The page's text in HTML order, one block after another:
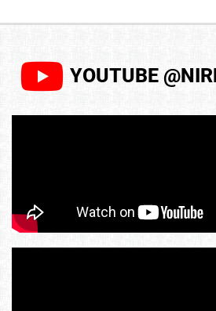
YOUTUBE